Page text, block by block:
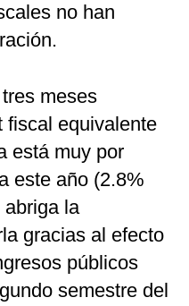
no han
meses
fiscal equivalente
está muy por
este año (2.8%
abriga la
gracias al efecto
públicos
semestre del